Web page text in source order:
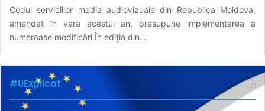
Codul serviciilor media audiovizuale din Republica Moldova,
amendat în vara acestui an, presupune implementarea a
numeroase modificări În ediția din…
#UExplicat